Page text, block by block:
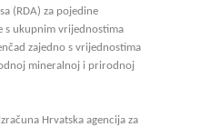
(RDA) za pojedine
s ukupnim vrijednostima
zajedno s vrijednostima
mineralnoj i prirodnoj
Hrvatska agencija za